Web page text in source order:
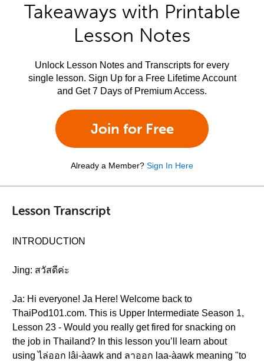
Takeaways with Printable
Lesson Notes
Unlock Lesson Notes and Transcripts for every
single lesson. Sign Up for a Free Lifetime Account
and Get 7 Days of Premium Access.
Join for Free
Already a Member? Sign In Here
Lesson Transcript
INTRODUCTION
Jing: สวัสดีค่ะ
Ja: Hi everyone! Ja Here! Welcome back to
ThaiPod101.com. This is Upper Intermediate Season 1,
Lesson 23 - Would you really get fired for snacking on
the job in Thailand? In this lesson you’ll learn about
using ไล่ออก lâi-àawk and ลาออก laa-àawk meaning "to